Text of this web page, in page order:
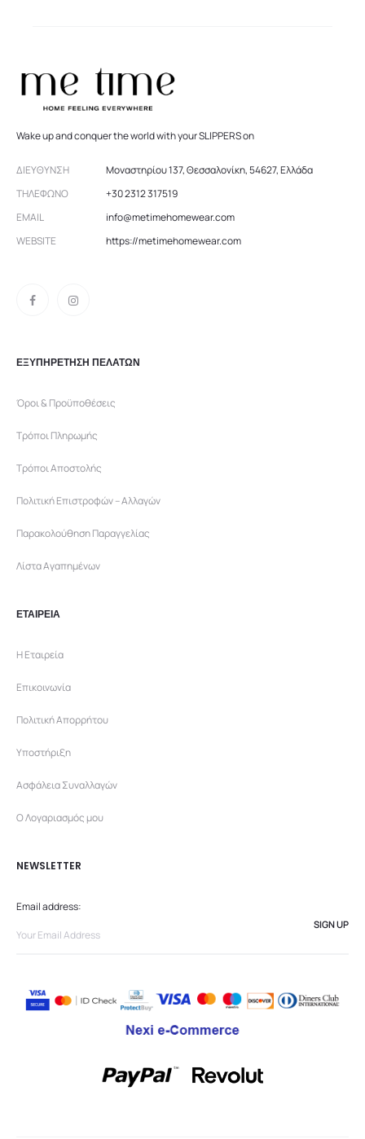
Wake up and conquer the world with your SLIPPERS on
ΔΙΕΎΘΥΝΣΗ
Μοναστηρίου 137, Θεσσαλονίκη, 54627, Ελλάδα
ΤΗΛΈΦΩΝΟ
+30 2312 317519
EMAIL
info@metimehomewear.com
WEBSITE
https://metimehomewear.com
ΕΞΥΠΗΡΕΤΗΣΗ ΠΕΛΑΤΩΝ
Όροι & Προϋποθέσεις
Τρόποι Πληρωμής
Τρόποι Αποστολής
Πολιτική Επιστροφών – Αλλαγών
Παρακολούθηση Παραγγελίας
Λίστα Αγαπημένων
ΕΤΑΙΡΕΙΑ
Η Εταιρεία
Επικοινωνία
Πολιτική Απορρήτου
Υποστήριξη
Ασφάλεια Συναλλαγών
Ο Λογαριασμός μου
NEWSLETTER
Email address: